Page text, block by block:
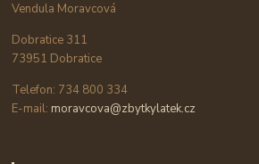
Vendula Moravcová
Dobratice 311
73951 Dobratice
Telefon: 734 800 334
E-mail: moravcova@zbytkylatek.cz